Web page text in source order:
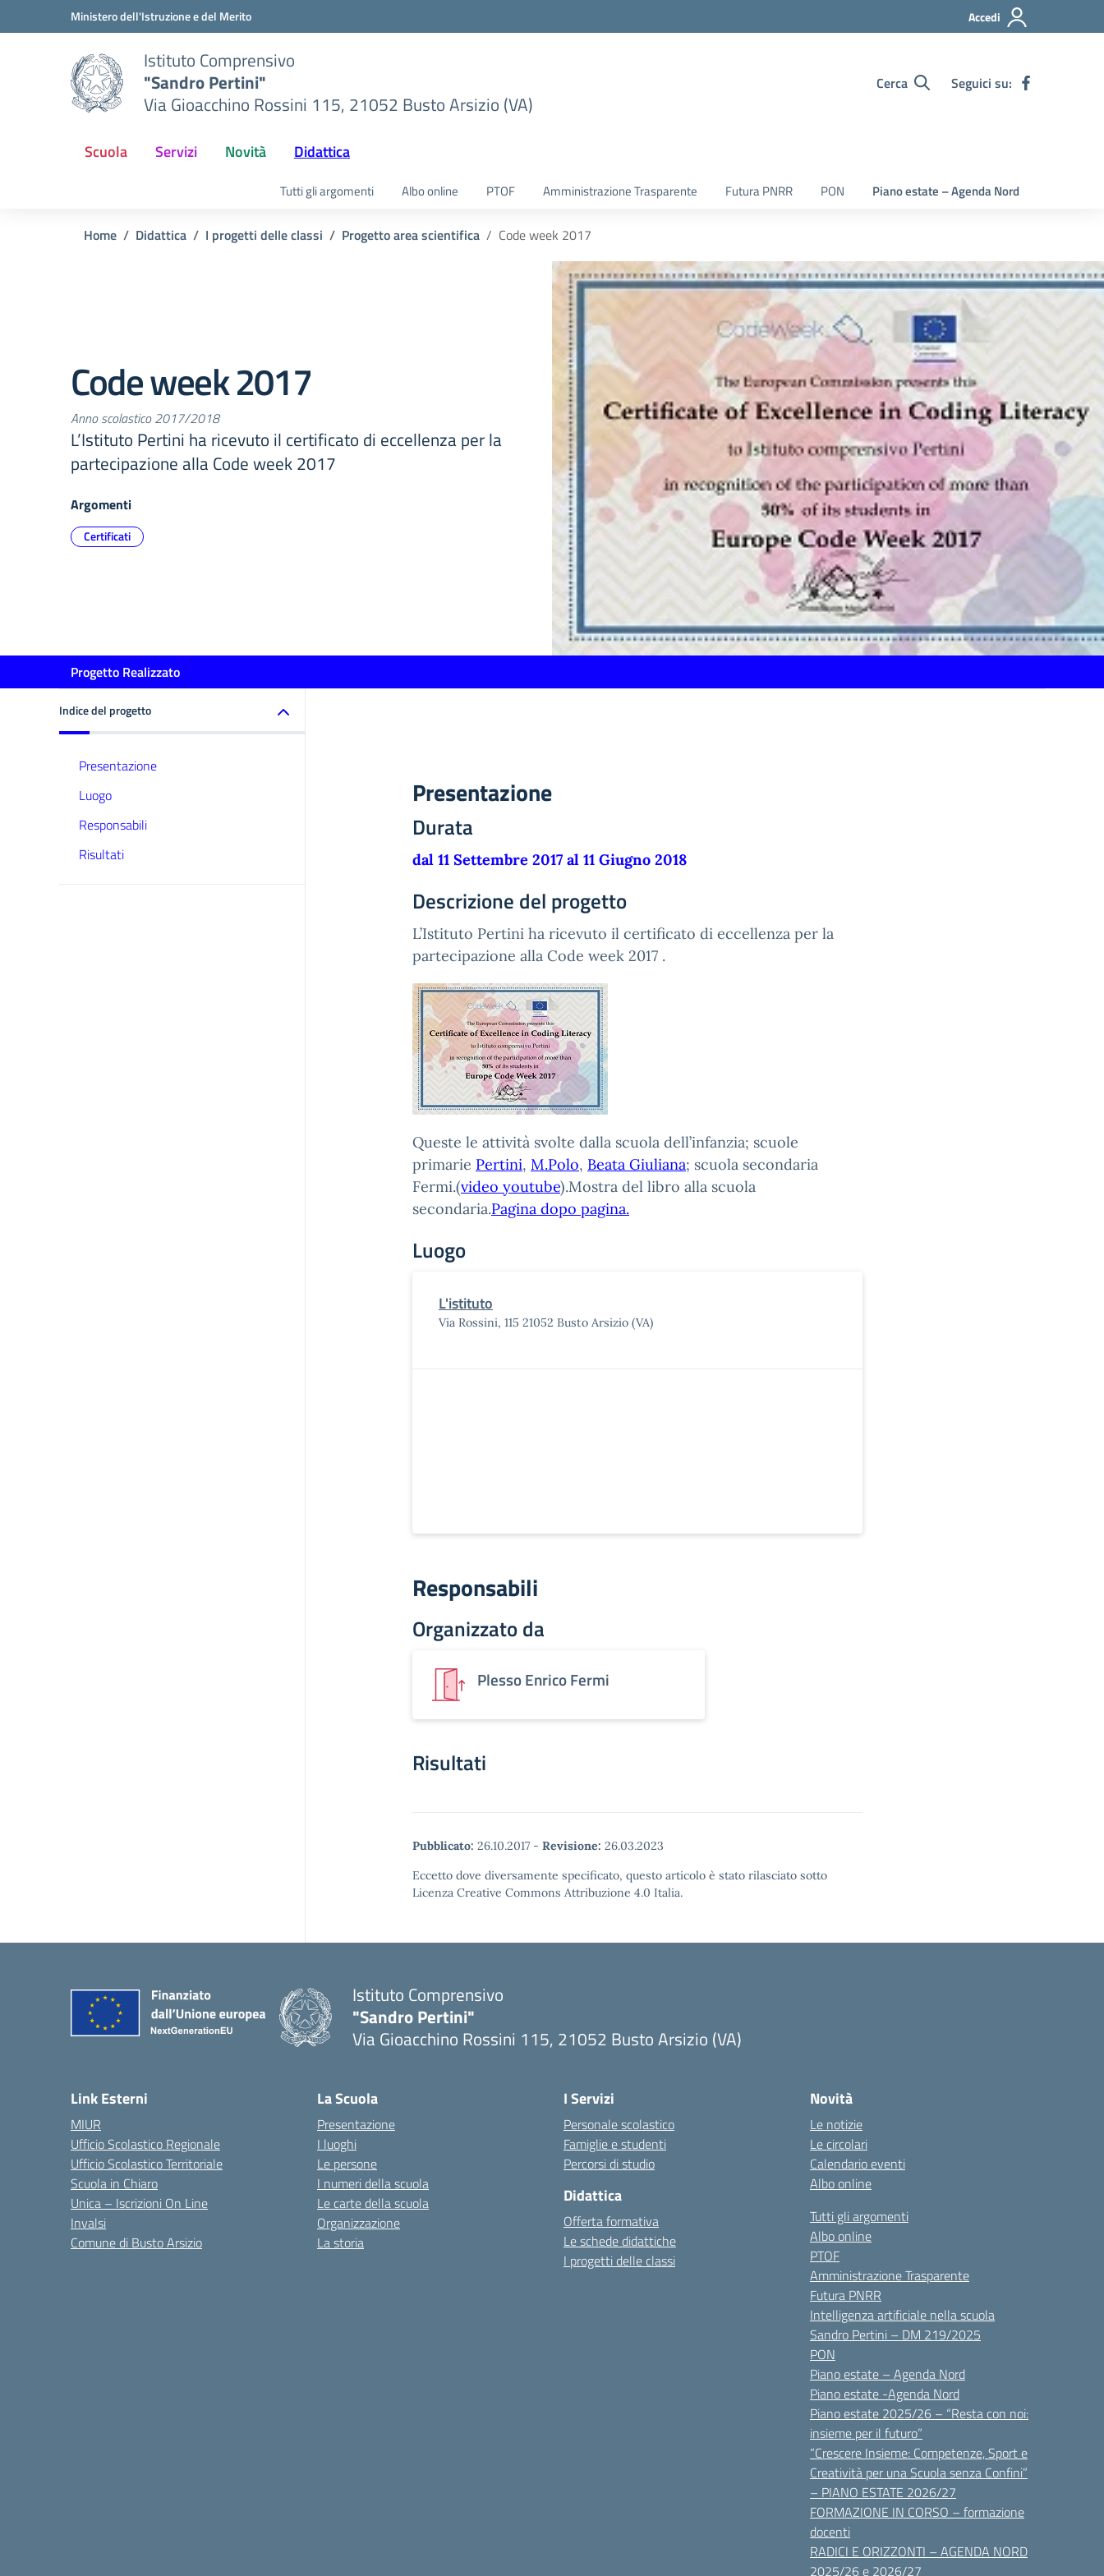
Vai ai contenuti
Vai al menu di navigazioneMinistero dell'Istruzione e del Merito Accedi
Istituto Comprensivo
"Sandro Pertini"
Via Gioacchino Rossini 115, 21052 Busto Arsizio (VA)
Cerca Seguici su:
Scuola Servizi Novità Didattica
Tutti gli argomenti Albo online PTOF Amministrazione Trasparente Futura PNRR PON Piano estate – Agenda Nord
Home Didattica I progetti delle classi Progetto area scientifica Code week 2017
Code week 2017
Anno scolastico 2017/2018
L’Istituto Pertini ha ricevuto il certificato di eccellenza per la
partecipazione alla Code week 2017
Argomenti
Certificati
Progetto Realizzato
Indice del progetto
Presentazione
Luogo
Responsabili
Risultati
Presentazione
Durata
dal 11 Settembre 2017 al 11 Giugno 2018
Descrizione del progetto
L’Istituto Pertini ha ricevuto il certificato di eccellenza per la
partecipazione alla Code week 2017 .
Queste le attività svolte dalla scuola dell’infanzia; scuole
primarie Pertini, M.Polo, Beata Giuliana; scuola secondaria
Fermi.(video youtube).Mostra del libro alla scuola
secondaria.Pagina dopo pagina.
Luogo
L'istituto
Via Rossini, 115 21052 Busto Arsizio (VA)
Responsabili
Organizzato da
Plesso Enrico Fermi
Risultati
Pubblicato: 26.10.2017 - Revisione: 26.03.2023
Eccetto dove diversamente specificato, questo articolo è stato rilasciato sotto
Licenza Creative Commons Attribuzione 4.0 Italia.
Istituto Comprensivo
"Sandro Pertini"
Via Gioacchino Rossini 115, 21052 Busto Arsizio (VA)
Link Esterni
MIUR
Ufficio Scolastico Regionale
Ufficio Scolastico Territoriale
Scuola in Chiaro
Unica – Iscrizioni On Line
Invalsi
Comune di Busto Arsizio
La Scuola
Presentazione
I luoghi
Le persone
I numeri della scuola
Le carte della scuola
Organizzazione
La storia
I Servizi
Personale scolastico
Famiglie e studenti
Percorsi di studio
Didattica
Offerta formativa
Le schede didattiche
I progetti delle classi
Novità
Le notizie
Le circolari
Calendario eventi
Albo online
Tutti gli argomenti
Albo online
PTOF
Amministrazione Trasparente
Futura PNRR
Intelligenza artificiale nella scuola
Sandro Pertini – DM 219/2025
PON
Piano estate – Agenda Nord
Piano estate -Agenda Nord
Piano estate 2025/26 – “Resta con noi:
insieme per il futuro”
“Crescere Insieme: Competenze, Sport e
Creatività per una Scuola senza Confini”
– PIANO ESTATE 2026/27
FORMAZIONE IN CORSO – formazione
docenti
RADICI E ORIZZONTI – AGENDA NORD
2025/26 e 2026/27